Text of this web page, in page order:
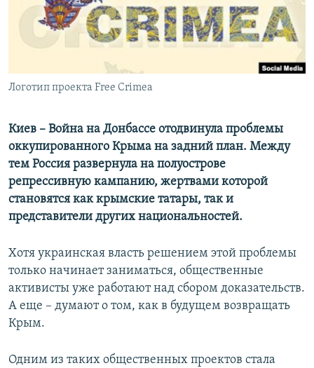
ПОБЕДИТЕЛЕЙ НЕ СУДЯТ?
КРЫМ.НЕПОКОРЕННЫЙ
УКРАИНСКАЯ ПРОБЛЕМА КРЫМА
ПРИСОЕДИНЯЙТЕСЬ!
Логотип проекта Free Crimea
Киев – Война на Донбассе отодвинула проблемы
оккупированного Крыма на задний план. Между
тем Россия развернула на полуострове
репрессивную кампанию, жертвами которой
становятся как крымские татары, так и
представители других национальностей.
Хотя украинская власть решением этой проблемы
только начинает заниматься, общественные
активисты уже работают над сбором доказательств.
А еще – думают о том, как в будущем возвращать
Крым.
Одним из таких общественных проектов стала